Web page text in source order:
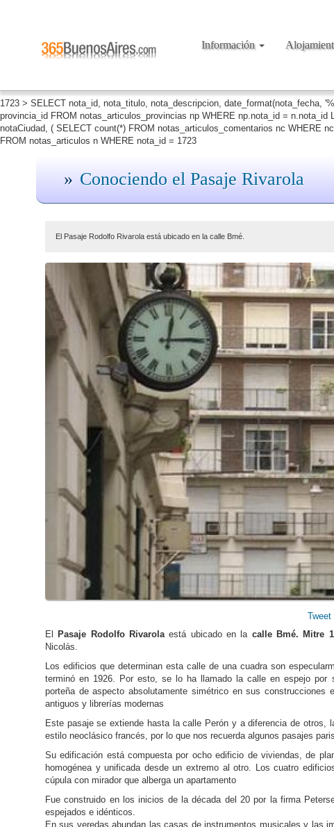
1723 > SELECT nota_id, nota_titulo, nota_descripcion, date_format(nota_fecha,
provincia_id FROM notas_articulos_provincias np WHERE np.nota_id =
notaCiudad, ( SELECT count(*) FROM notas_articulos_comentarios nc WHERE
FROM notas_articulos n WHERE nota_id = 1723
Información
Conociendo el Pasaje Rivarola
El Pasaje Rodolfo Rivarola está ubicado en la calle Bmé.
Tweet
El Pasaje Rodolfo Rivarolaestá ubicado en la calle Bmé. Mitre
Nicolás.
Los edificios que determinan esta calle de una cuadra son
terminó en 1926. Por esto, se lo ha llamado la calle en espejo por
porteña de aspecto absolutamente simétrico en sus
antiguos y librerías modernas
Este pasaje se extiende hasta la calle Perón y a diferencia de
estilo neoclásico francés, por lo que nos recuerda algunos pasajes
Su edificación está compuesta por ocho edificio de viviendas, de
homogénea y unificada desde un extremo al otro. Los cuatro
cúpula con mirador que alberga un apartamento
Fue construido en los inicios de la década del 20 por la firma
espejados e idénticos.
En sus veredas abundan las casas de instrumentos musicales y las